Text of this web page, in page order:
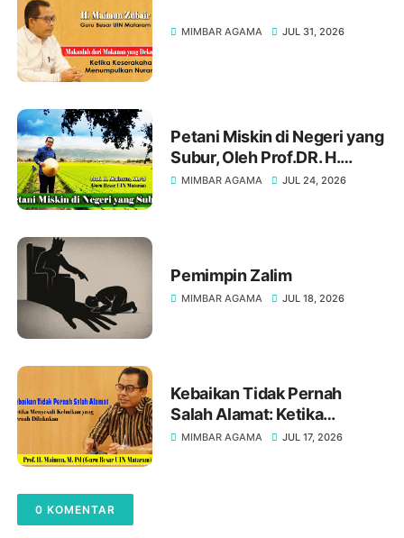
MIMBAR AGAMA JUL 31, 2026
Petani Miskin di Negeri yang
Subur, Oleh Prof.DR. H.
Maimun, M. Pd
MIMBAR AGAMA JUL 24, 2026
Pemimpin Zalim
MIMBAR AGAMA JUL 18, 2026
Kebaikan Tidak Pernah
Salah Alamat: Ketika
Menyesali Kebaikan yang
MIMBAR AGAMA JUL 17, 2026
0 KOMENTAR